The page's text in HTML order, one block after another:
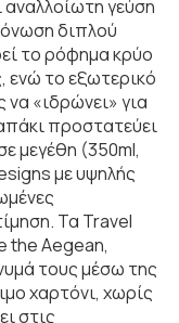
γεύση
διπλού
το ρόφημα κρύο
ενώ το εξωτερικό
«ιδρώνει» για
προστατεύει
μεγέθη (350ml,
με υψηλής
Τα Travel
the Aegean,
τους μέσω της
χαρτόνι, χωρίς
στις